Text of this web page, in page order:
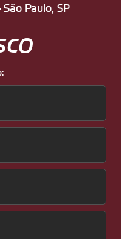
Paulo, SP